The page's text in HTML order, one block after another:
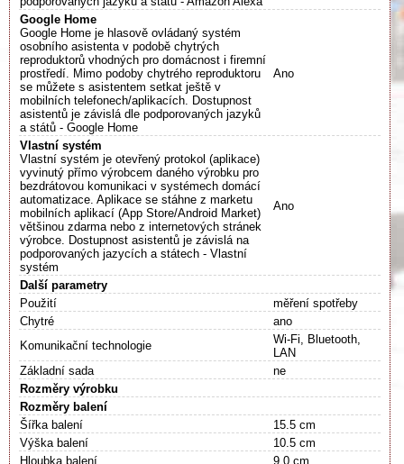
Google Home
Google Home je hlasově ovládaný systém
osobního asistenta v podobě chytrých
reproduktorů vhodných pro domácnost i firemní
prostředí. Mimo podoby chytrého reproduktoru
se můžete s asistentem setkat ještě v
mobilních telefonech/aplikacích. Dostupnost
asistentů je závislá dle podporovaných jazyků
a států - Google Home
Ano
Vlastní systém
Vlastní systém je otevřený protokol (aplikace)
vyvinutý přímo výrobcem daného výrobku pro
bezdrátovou komunikaci v systémech domácí
automatizace. Aplikace se stáhne z marketu
mobilních aplikací (App Store/Android Market)
většinou zdarma nebo z internetových stránek
výrobce. Dostupnost asistentů je závislá na
podporovaných jazycích a státech - Vlastní
systém
Ano
Další parametry
Použití
měření spotřeby
Chytré
ano
Komunikační technologie
Wi-Fi, Bluetooth,
LAN
Základní sada
ne
Rozměry výrobku
Rozměry balení
Šířka balení
15.5 cm
Výška balení
10.5 cm
Hloubka balení
9.0 cm